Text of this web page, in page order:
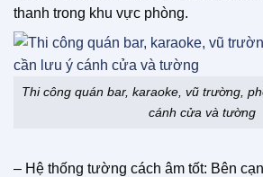
thanh trong khu vực phòng.
Thi công quán bar, karaoke, vũ trường,
cánh cửa và tường
– Hệ thống tường cách âm tốt: Bên